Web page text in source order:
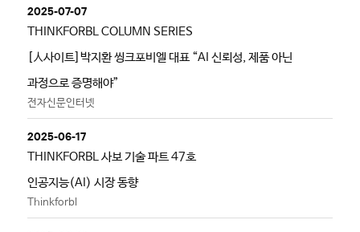
2025-07-07
THINKFORBL COLUMN SERIES
[人사이트]박지환 씽크포비엘 대표 “AI 신뢰성, 제품 아닌
과정으로 증명해야”
전자신문인터넷
2025-06-17
THINKFORBL 사보 기술 파트 47호
인공지능(AI) 시장 동향
Thinkforbl